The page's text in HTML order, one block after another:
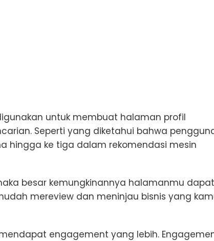
untuk membuat halaman profil
Seperti yang diketahui bahwa
hingga ke tiga dalam rekomendasi mesin
besar kemungkinannya halamanmu dapat
mereview dan meninjau bisnis yang
engagement yang lebih.